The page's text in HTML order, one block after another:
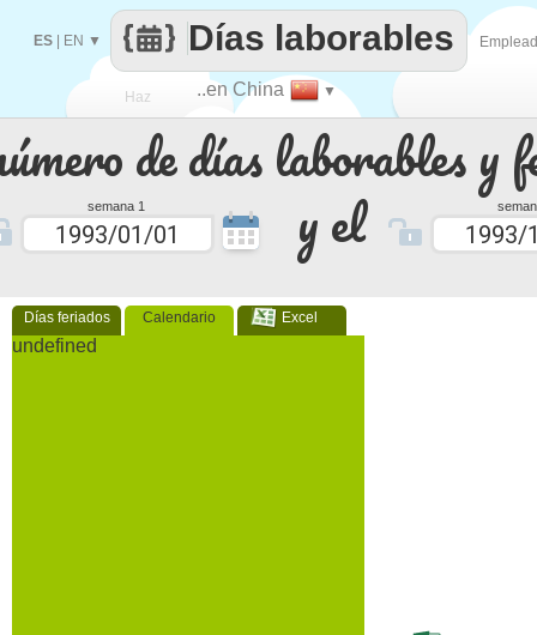
de días laborables y
semana 1 y el
Días feriados Calendario Excel
undefined
Haz
que
..en China ▼
Días laborables
ES EN ▼